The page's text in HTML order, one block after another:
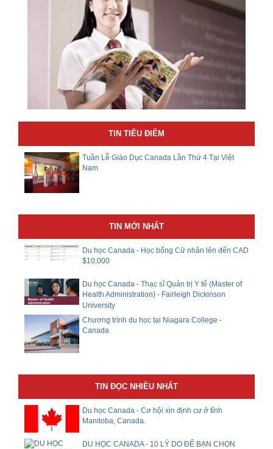
TIN TIÊU ĐIỂM
Tuần Lễ Giáo Dục Canada Lần Thứ 4 Tại Việt
Nam
TIN MỚI NHẤT
Du học Canada - Học bổng Cử nhân lên đến CAD
$10,000
Du học Canada - Thạc sĩ Quản trị Y tế (Master of
Health Administration) - Fairleigh Dickinson
University
Chương trình du học tại Niagara College -
Canada
TIN ĐỌC NHIỀU NHẤT
Du học Canada - Cơ hội xin định cư ở tỉnh
Manitoba, Canada.
DU HỌC CANADA - 10 LÝ DO ĐỂ BẠN CHỌN